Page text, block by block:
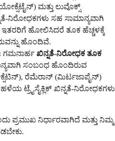
ಮತ್ತು ಲುವೊಕ್ಸ್
ನಿರೋಧಕಗಳು ಸಹ ಸಾಮಾನ್ಯವಾಗಿ
ಹೋಲಿಸಿದರೆ ತೂಕ ಹೆಚ್ಚಳಕ್ಕೆ
ಹೊಂದಿವೆ.
ಗಮನಾರ್ಹ ಖಿನ್ನತೆ-ನಿರೋಧಕ ತೂಕ
ಸಂಬಂಧ ಹೊಂದಿರುವ
ರೆಮೆರಾನ್ (ಮಿರ್ಟಜಾಪೈನ್)
ಟ್ರೈಸೈಕ್ಲಿಕ್ ಖಿನ್ನತೆ-ನಿರೋಧಕಗಳು
ಪ್ರಮುಖ ನಿರ್ಧಾರವಾಗಿದೆ ಮತ್ತು ನಿಮ್ಮ